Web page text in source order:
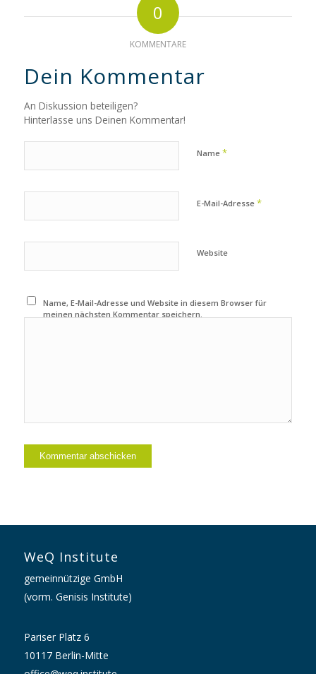
0
KOMMENTARE
Dein Kommentar
An Diskussion beteiligen?
Hinterlasse uns Deinen Kommentar!
Name *
E-Mail-Adresse *
Website
Name, E-Mail-Adresse und Website in diesem Browser für
meinen nächsten Kommentar speichern.
WeQ Institute
gemeinnützige GmbH
(vorm. Genisis Institute)
Pariser Platz 6
10117 Berlin-Mitte